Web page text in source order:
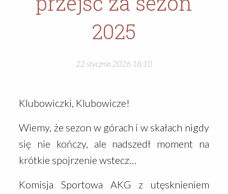
2025
22 stycznia 2026 18:10
Klubowiczki, Klubowicze!
Wiemy, że sezon w górach i w skałach nigdy
się nie kończy, ale nadszedł moment na
krótkie spojrzenie wstecz…
Komisja Sportowa AKG z utęsknieniem